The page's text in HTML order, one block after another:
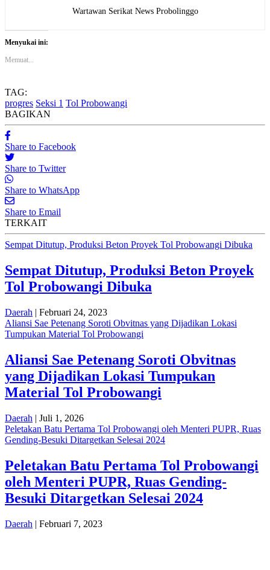
Wartawan Serikat News Probolinggo
Menyukai ini:
Memuat...
TAG:
progres Seksi 1 Tol Probowangi
BAGIKAN
Share to Facebook
Share to Twitter
Share to WhatsApp
Share to Email
TERKAIT
Sempat Ditutup, Produksi Beton Proyek Tol Probowangi Dibuka
Sempat Ditutup, Produksi Beton Proyek
Tol Probowangi Dibuka
Daerah | Februari 24, 2023
Aliansi Sae Petenang Soroti Obvitnas yang Dijadikan Lokasi
Tumpukan Material Tol Probowangi
Aliansi Sae Petenang Soroti Obvitnas
yang Dijadikan Lokasi Tumpukan
Material Tol Probowangi
Daerah | Juli 1, 2026
Peletakan Batu Pertama Tol Probowangi oleh Menteri PUPR, Ruas
Gending-Besuki Ditargetkan Selesai 2024
Peletakan Batu Pertama Tol Probowangi
oleh Menteri PUPR, Ruas Gending-
Besuki Ditargetkan Selesai 2024
Daerah | Februari 7, 2023